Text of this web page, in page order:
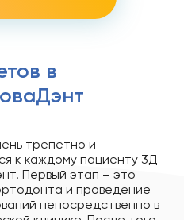
в
трепетно и
к каждому пациенту 3Д
Первый этап – это
и проведение
непосредственно в